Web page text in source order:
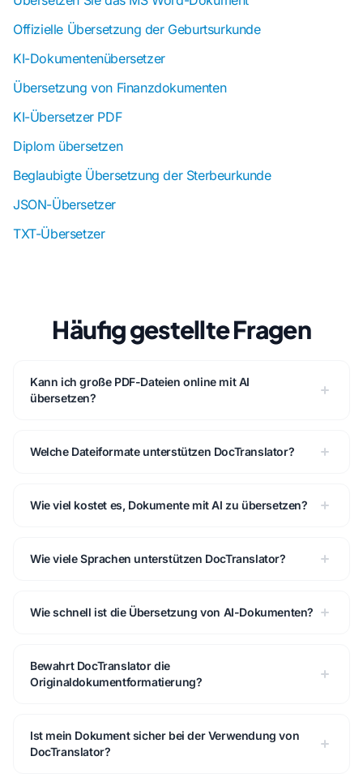
Offizielle Übersetzung der Geburtsurkunde
KI-Dokumentenübersetzer
Übersetzung von Finanzdokumenten
KI-Übersetzer PDF
Diplom übersetzen
Beglaubigte Übersetzung der Sterbeurkunde
JSON-Übersetzer
TXT-Übersetzer
Häufig gestellte Fragen
Kann ich große PDF-Dateien online mit AI
übersetzen?
Welche Dateiformate unterstützen DocTranslator?
Wie viel kostet es, Dokumente mit AI zu übersetzen?
Wie viele Sprachen unterstützen DocTranslator?
Wie schnell ist die Übersetzung von AI-Dokumenten?
Bewahrt DocTranslator die
Originaldokumentformatierung?
Ist mein Dokument sicher bei der Verwendung von
DocTranslator?